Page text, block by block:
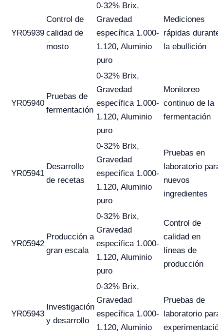
YR05939
Control de
calidad de
mosto
0-32% Brix,
Gravedad
específica 1.000-
1.120, Aluminio
puro
Mediciones
rápidas
la ebullición
YR05940
Pruebas de
fermentación
0-32% Brix,
Gravedad
específica 1.000-
1.120, Aluminio
puro
Monitoreo
continuo de la
fermentación
YR05941
Desarrollo
de recetas
0-32% Brix,
Gravedad
específica 1.000-
1.120, Aluminio
puro
Pruebas en
laboratorio
nuevos
ingredientes
YR05942
Producción a
gran escala
0-32% Brix,
Gravedad
específica 1.000-
1.120, Aluminio
puro
Control de
calidad en
líneas de
producción
YR05943
Investigación
y desarrollo
0-32% Brix,
Gravedad
específica 1.000-
1.120, Aluminio
Pruebas de
laboratorio